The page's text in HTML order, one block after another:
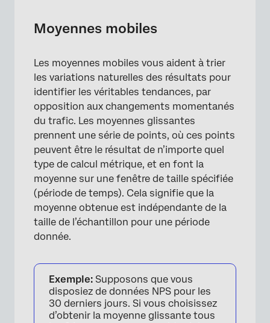
×
Moyennes mobiles
Les moyennes mobiles vous aident à trier
les variations naturelles des résultats pour
identifier les véritables tendances, par
opposition aux changements momentanés
du trafic. Les moyennes glissantes
prennent une série de points, où ces points
peuvent être le résultat de n’importe quel
type de calcul métrique, et en font la
moyenne sur une fenêtre de taille spécifiée
(période de temps). Cela signifie que la
moyenne obtenue est indépendante de la
taille de l’échantillon pour une période
donnée.
Exemple: Supposons que vous
disposiez de données NPS pour les
30 derniers jours. Si vous choisissez
d’obtenir la moyenne glissante tous